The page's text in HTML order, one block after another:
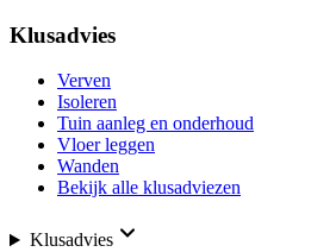
Klusadvies
Verven
Isoleren
Tuin aanleg en onderhoud
Vloer leggen
Wanden
Bekijk alle klusadviezen
Klusadvies